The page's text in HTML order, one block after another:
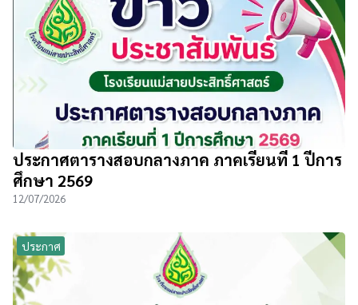
ประกาศตารางสอบกลางภาค ภาคเรียนที่ 1 ปีการ
ศึกษา 2569
12/07/2026
ประกาศ